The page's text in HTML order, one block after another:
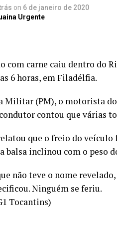
on 6 de janeiro de 2020
Urgente
com carne caiu dentro do
6 horas, em Filadélfia.
Militar (PM), o motorista
contou que várias
que o freio do veículo
balsa inclinou com o peso
não teve o nome
Ninguém se feriu.
Tocantins)